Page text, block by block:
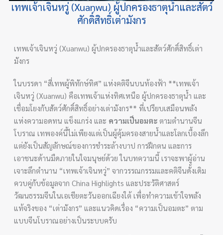
เทพเจ้าเจินหวู่ (Xuanwu) ผู้ปกครองธาตุน้ำและสัตว์
ศักดิ์สิทธิ์เต่ามังกร
เทพเจ้าเจินหวู่ (Xuanwu) ผู้ปกครองธาตุน้ำและสัตว์ศักดิ์สิทธิ์เต่า
มังกร
ในบรรดา “สี่เทพผู้พิทักษ์ทิศ” แห่งคติจีนบนท้องฟ้า **เทพเจ้า
เจินหวู่ (Xuanwu) คือเทพเจ้าแห่งทิศเหนือ ผู้ปกครองธาตุน้ำ และ
เชื่อมโยงกับสัตว์ศักดิ์สิทธิ์อย่างเต่ามังกร** ที่เปรียบเสมือนพลัง
แห่งความอดทน แข็งแกร่ง และ ความเป็นอมตะ ตามตำนานจีน
โบราณ เทพองค์นี้ไม่เพียงแต่เป็นผู้คุ้มครองสายน้ำและโลกเบื้องลึก
แต่ยังเป็นสัญลักษณ์ของการชำระล้างบาป การฝึกตน และการ
เอาชนะด้านมืดภายในใจมนุษย์ด้วย ในบทความนี้ เราจะพาผู้อ่าน
เจาะลึกตำนาน “เทพเจ้าเจินหวู่” จากวรรณกรรมและคติจีนดั้งเดิม
ควบคู่กับข้อมูลจาก China Highlights และประวัติศาสตร์
วัฒนธรรมจีนในเอเชียตะวันออกเฉียงใต้ เพื่อทำความเข้าใจพลัง
แท้จริงของ “เต่ามังกร” และแนวคิดเรื่อง “ความเป็นอมตะ” ตาม
แบบจีนโบราณอย่างเป็นระบบครับ